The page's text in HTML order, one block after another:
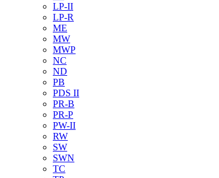
LP-II
LP-R
ME
MW
MWP
NC
ND
PB
PDS II
PR-B
PR-P
PW-II
RW
SW
SWN
TC